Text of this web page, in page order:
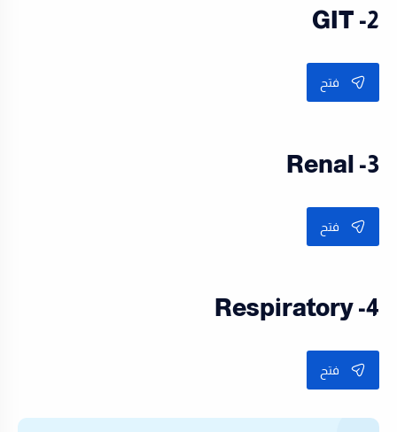
2- GIT
فتح
3- Renal
فتح
4- Respiratory
فتح